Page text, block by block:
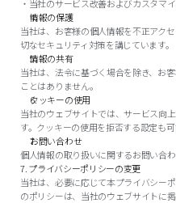
・当社のサービス改善およびカスタマ
情報の保護
当社は、お客様の個人情報を不正アク
切なセキュリティ対策を講じています。
情報の共有
当社は、法令に基づく場合を除き、お
ことはありません。
クッキーの使用
当社のウェブサイトでは、サービス向
す。クッキーの使用を拒否する設定も可
お問い合わせ
個人情報の取り扱いに関するお問い合
7. プライバシーポリシーの変更
当社は、必要に応じて本プライバシー
のポリシーは、当社のウェブサイトに